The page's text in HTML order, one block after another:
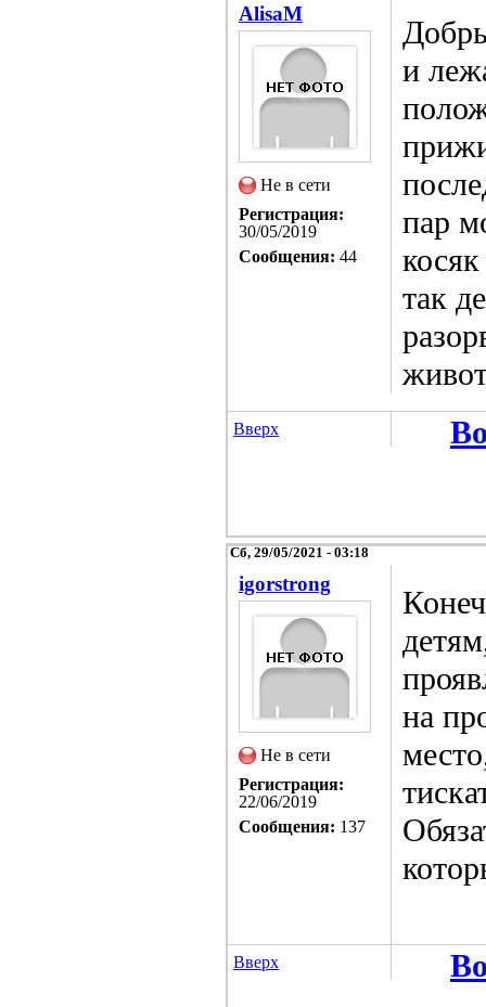
AlisaM
Не в сети
Регистрация:
30/05/2019
Сообщения: 44
и
пар
так
Вверх
Сб, 29/05/2021 - 03:18
igorstrong
Не в сети
Регистрация:
22/06/2019
Сообщения: 137
на
Вверх